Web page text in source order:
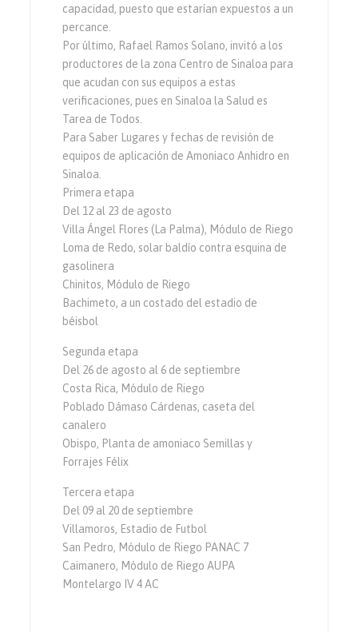
capacidad, puesto que estarían expuestos a un
percance.
Por último, Rafael Ramos Solano, invitó a los
productores de la zona Centro de Sinaloa para
que acudan con sus equipos a estas
verificaciones, pues en Sinaloa la Salud es
Tarea de Todos.
Para Saber Lugares y fechas de revisión de
equipos de aplicación de Amoniaco Anhidro en
Sinaloa.
Primera etapa
Del 12 al 23 de agosto
Villa Ángel Flores (La Palma), Módulo de Riego
Loma de Redo, solar baldío contra esquina de
gasolinera
Chinitos, Módulo de Riego
Bachimeto, a un costado del estadio de
béisbol
Segunda etapa
Del 26 de agosto al 6 de septiembre
Costa Rica, Módulo de Riego
Poblado Dámaso Cárdenas, caseta del
canalero
Obispo, Planta de amoniaco Semillas y
Forrajes Félix
Tercera etapa
Del 09 al 20 de septiembre
Villamoros, Estadio de Futbol
San Pedro, Módulo de Riego PANAC 7
Caimanero, Módulo de Riego AUPA
Montelargo IV 4 AC